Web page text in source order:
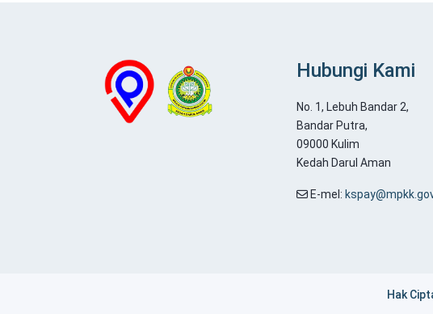
Hubungi Kami
No. 1, Lebuh Bandar 2,
Bandar Putra,
09000 Kulim
Kedah Darul Aman
E-mel:
Hak